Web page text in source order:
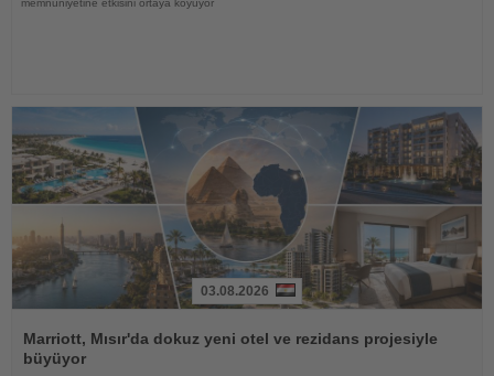
memnuniyetine etkisini ortaya koyuyor
Oku
03.08.2026
Marriott, Mısır'da dokuz yeni otel ve rezidans projesiyle
büyüyor